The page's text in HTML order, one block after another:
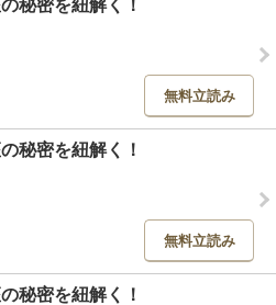
秘密を紐解く！
無料立読み
秘密を紐解く！
無料立読み
秘密を紐解く！